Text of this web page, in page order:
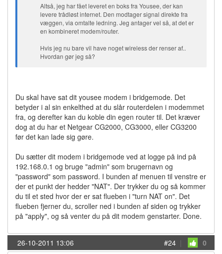
Altså, jeg har fået leveret en boks fra Yousee, der kan
levere trådløst internet. Den modtager signal direkte fra
væggen, via omtalte ledning. Jeg antager vel så, at det er
en kombineret modem/router.
Hvis jeg nu bare vil have noget wireless der renser af..
Hvordan gør jeg så?
Du skal have sat dit yousee modem i bridgemode. Det
betyder i al sin enkelthed at du slår routerdelen i modemmet
fra, og derefter kan du koble din egen router til. Det kræver
dog at du har et Netgear CG2000, CG3000, eller CG3200
før det kan lade sig gøre.
Du sætter dit modem i bridgemode ved at logge på ind på
192.168.0.1 og bruge "admin" som brugernavn og
"password" som password. I bunden af menuen til venstre er
der et punkt der hedder "NAT". Der trykker du og så kommer
du til et sted hvor der er sat flueben i "turn NAT on". Det
flueben fjerner du, scroller ned i bunden af siden og trykker
på "apply", og så venter du på dit modem genstarter. Done.
26-10-2011 13:06 #24 | 0